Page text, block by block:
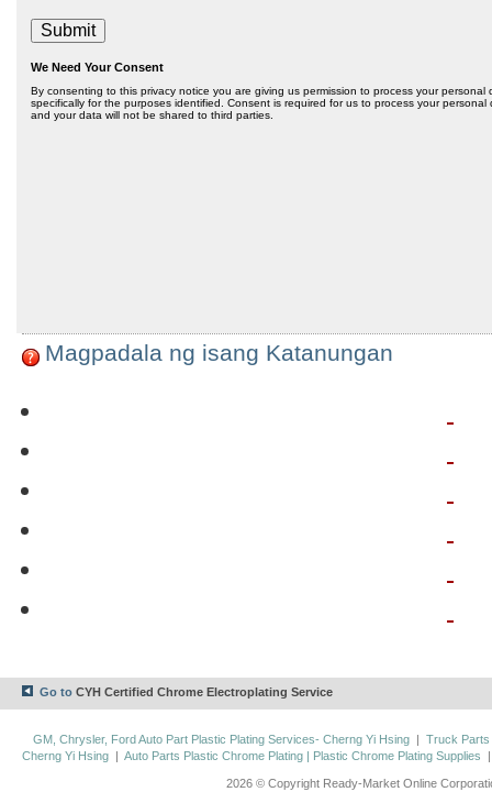
Magpadala ng isang Katanungan
Go to CYH Certified Chrome Electroplating Service
GM, Chrysler, Ford Auto Part Plastic Plating Services- Cherng Yi Hsing | Truck Parts
Cherng Yi Hsing |Auto Parts Plastic Chrome Plating | Plastic Chrome Plating Supplies
2026 © Copyright Ready-Market Online